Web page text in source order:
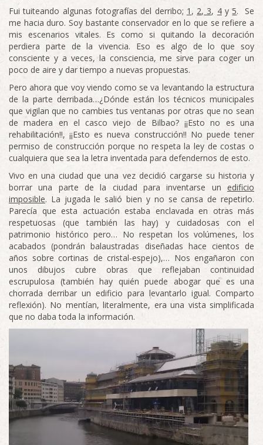
Fui tuiteando algunas fotografías del derribo; 1 , 2, 3, 4y5. Se
me hacia duro. Soy bastante conservador en lo que se refiere a
mis escenarios vitales. Es como si quitando la decoración
perdiera parte de la vivencia. Eso es algo de lo que soy
consciente y a veces, la consciencia, me sirve para coger un
poco de aire y dar tiempo a nuevas propuestas.
Pero ahora que voy viendo como se va levantando la estructura
de la parte derribada…¿Dónde están los técnicos municipales
que vigilan que no cambies tus ventanas por otras que no sean
de madera en el casco viejo de Bilbao? ¡¡Esto no es una
rehabilitación!!, ¡¡Esto es nueva construcción!! No puede tener
permiso de construcción porque no respeta la ley de costas o
cualquiera que sea la letra inventada para defendernos de esto.
Vivo en una ciudad que una vez decidió cargarse su historia y
borrar una parte de la ciudad para inventarse un edificio
imposible. La jugada le salió bien y no se cansa de repetirlo.
Parecía que esta actuación estaba enclavada en otras más
respetuosas (que también las hay) y cuidadosas con el
patrimonio histórico pero… No respetan los volúmenes, los
acabados (pondrán balaustradas diseñadas hace cientos de
años sobre cortinas de cristal-espejo),… Nos engañaron con
unos dibujos cubre obras que reflejaban continuidad
escrupulosa (también hay quién puede abogar que es una
chorrada derribar un edificio para levantarlo igual. Comparto
reflexión). No mentían, literalmente, era una vista simplificada
que no daba toda la información.